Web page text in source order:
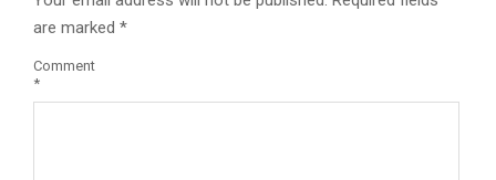
are marked *
Comment
*